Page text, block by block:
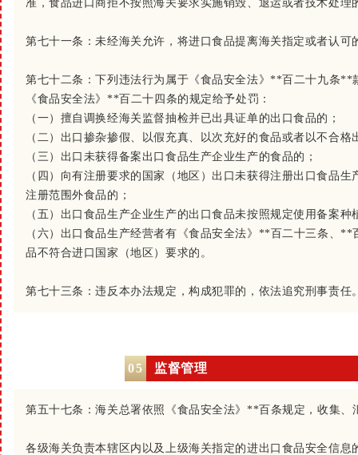
准，食品进口商拒不按照海关要求实施销毁、退运或者技术处
第七十一条：未经海关允许，将进口食品提离海关指定或者认
第七十二条：下列违法行为属于《食品安全法》**百二十九条**
《食品安全法》**百二十四条的规定给予处罚：
（一）擅自调换经海关监督抽检并已出具证单的出口食品的；
（二）出口掺杂掺假、以假充真、以次充好的食品或者以不合
（三）出口未获得备案出口食品生产企业生产的食品的；
（四）向有注册要求的国家（地区）出口未获得注册出口食品
注册范围外食品的；
（五）出口食品生产企业生产的出口食品未按照规定使用备案种
（六）出口食品生产经营者有《食品安全法》**百二十三条、
品不符合进口国家（地区）要求的。
第七十三条：违反本办法规定，构成犯罪的，依法追究刑事责任
05 监督管理
第五十七条：海关总署依照《食品安全法》**百条规定，收集
各级海关负责本辖区内以及上级海关指定的进出口食品安全信